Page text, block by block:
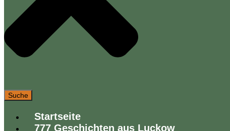
Suche
Startseite
777 Geschichten aus Luckow